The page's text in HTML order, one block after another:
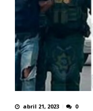
abril 21, 2023 0